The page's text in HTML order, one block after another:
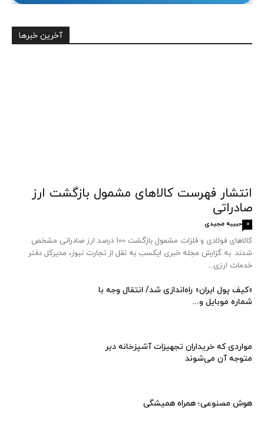
آخرین خبرها
انتشار فهرست کالاهای مشمول بازگشت ارز
صادراتی
حبیبه مجیدی 0
کالاهای فولادی و فلزات مشمول بازگشت 100 درصد ارز صادراتی مشخص
شدند. به گزارش مجله خبری ایکسب به نقل از تجارت نیوز، مدیرکل دفتر
خدمات ارزی...
«کیف پول ایران» راه‌اندازی شد/ انتقال وجه با
شماره موبایل و...
مواردی که خریداران تجهیزات آشپزخانه دیر
متوجه آن می‌شوند
هوش مصنوعی؛ همراه همیشگی